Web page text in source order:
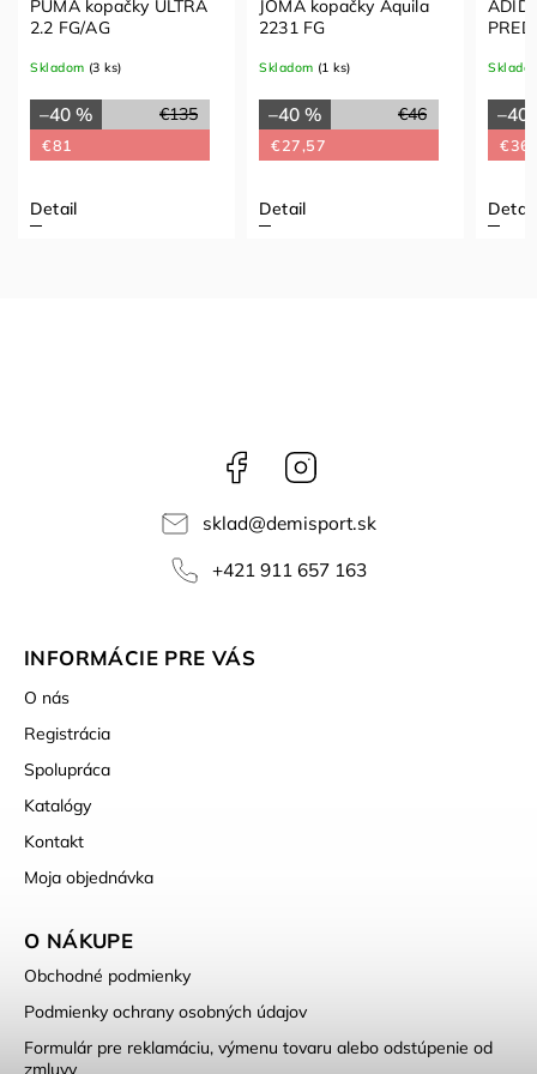
PUMA kopačky ULTRA
2.2 FG/AG
Skladom (3 ks)
€135
–40 %
€81
Detail
JOMA kopačky Aquila
2231 FG
Skladom (1 ks)
€46
–40 %
€27,57
Detail
–40
€36
Detail
Facebook
sklad@demisport.sk
+421 911 657 163
INFORMÁCIE PRE VÁS
O nás
Registrácia
Spolupráca
Katalógy
Kontakt
Moja objednávka
O NÁKUPE
Obchodné podmienky
Podmienky ochrany osobných údajov
Formulár pre reklamáciu, výmenu tovaru alebo odstúpenie od
zmluvy